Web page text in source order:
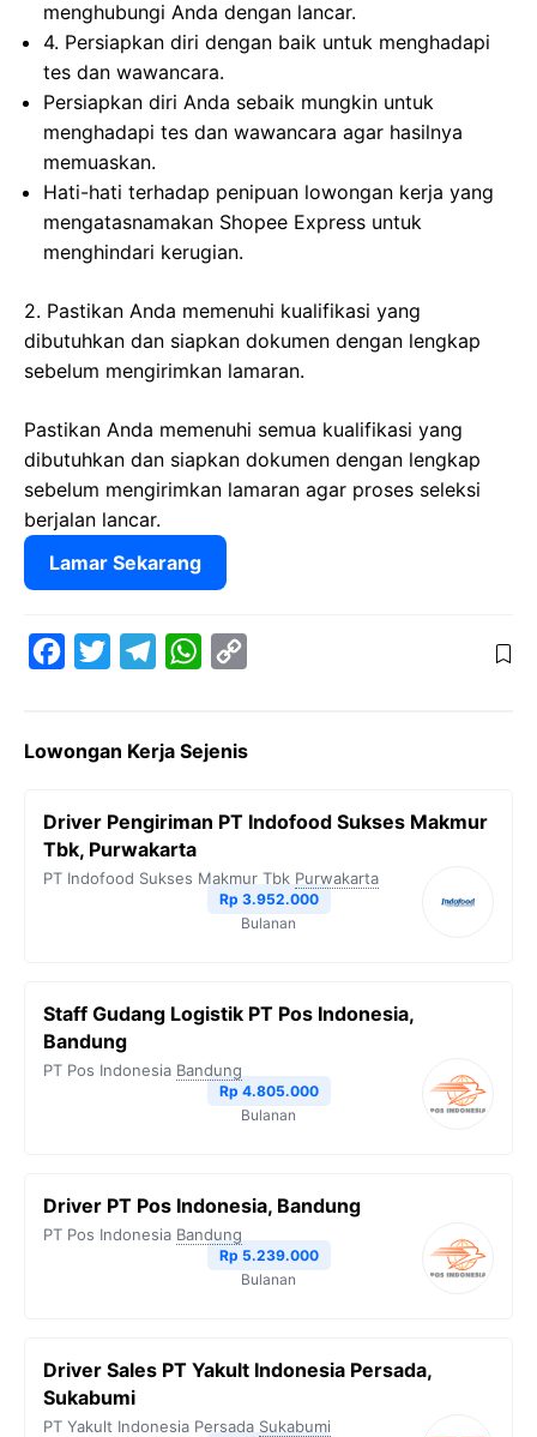
menghubungi Anda dengan lancar.
4. Persiapkan diri dengan baik untuk menghadapi
tes dan wawancara.
Persiapkan diri Anda sebaik mungkin untuk
menghadapi tes dan wawancara agar hasilnya
memuaskan.
Hati-hati terhadap penipuan lowongan kerja yang
mengatasnamakan Shopee Express untuk
menghindari kerugian.
2. Pastikan Anda memenuhi kualifikasi yang
dibutuhkan dan siapkan dokumen dengan lengkap
sebelum mengirimkan lamaran.
Pastikan Anda memenuhi semua kualifikasi yang
dibutuhkan dan siapkan dokumen dengan lengkap
sebelum mengirimkan lamaran agar proses seleksi
berjalan lancar.
Lamar Sekarang
e
o
o
t
e
e
r
a
W
t
A
p
y
i
k
Lowongan Kerja Sejenis
Driver Pengiriman PT Indofood Sukses Makmur
Tbk, Purwakarta
PT Indofood Sukses Makmur Tbk Purwakarta
Rp 3.952.000
Bulanan
Staff Gudang Logistik PT Pos Indonesia,
Bandung
PT Pos Indonesia Bandung
Rp 4.805.000
Bulanan
Driver PT Pos Indonesia, Bandung
PT Pos Indonesia Bandung
Rp 5.239.000
Bulanan
Driver Sales PT Yakult Indonesia Persada,
Sukabumi
PT Yakult Indonesia Persada Sukabumi